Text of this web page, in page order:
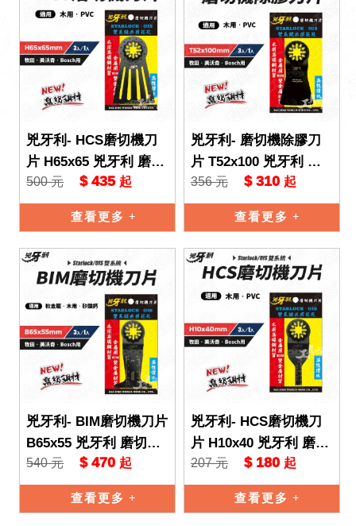
兇牙利- HCS磨切機刀
片 H65x65 兇牙利 磨切
機 Starlock/OIS 雙系統
木片 P
500 元 $ 435 起
查看更多
兇牙利- 磨切機除膠刀
片 T52x100 兇牙利 磨
切機 Starlock/OIS 雙系
統 木片 P
356 元 $ 310 起
查看更多
兇牙利- BIM磨切機刀片
B65x55 兇牙利 磨切機
Starlock/OIS 雙系統 木
片 軟
540 元 $ 470 起
查看更多
兇牙利- HCS磨切機刀
片 H10x40 兇牙利 磨切
機 Starlock/OIS 雙系統
木片
207 元 $ 180 起
查看更多